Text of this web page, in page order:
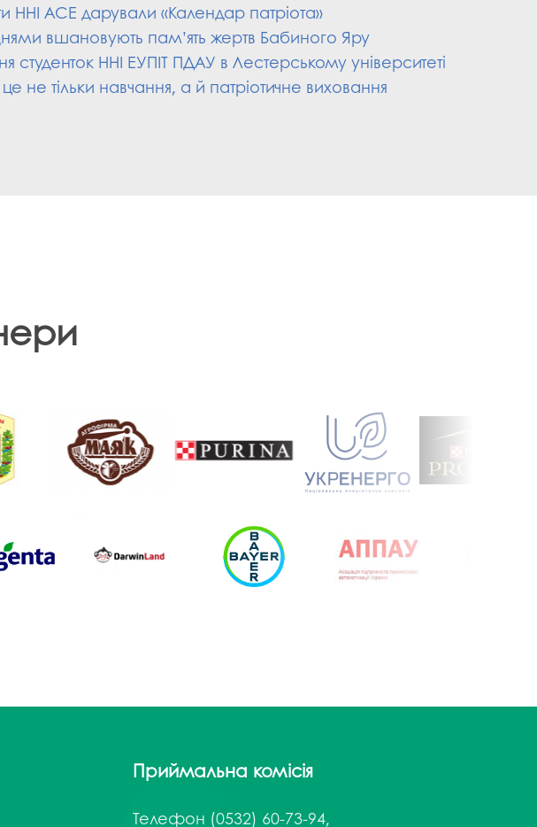
ННІ АСЕ дарували «Календар патріота»
вшановують пам’ять жертв Бабиного Яру
студенток ННІ ЕУПІТ ПДАУ в Лестерському університеті
не тільки навчання, а й патріотичне виховання
Приймальна комісія
Телефон (0532) 60-73-94,